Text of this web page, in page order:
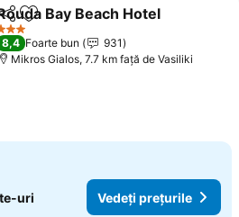
Adăugaţi la favorite
Bay Beach Hotel
Stele
8,4 Foarte bun
931
Mikros Gialos, 7.7 km faţă de Vasiliki
uri Vedeți prețurile